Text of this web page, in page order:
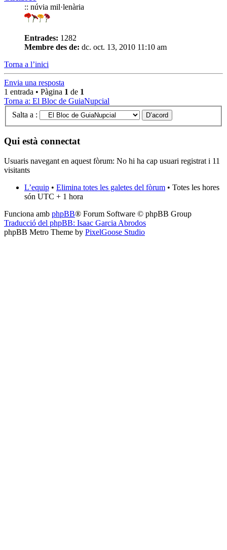
:: núvia mil·lenària
Entrades: 1282
Membre des de: dc. oct. 13, 2010 11:10 am
Torna a l’inici
Envia una resposta
1 entrada • Pàgina 1 de 1
Torna a: El Bloc de GuiaNupcial
Salta a :
Qui està connectat
Usuaris navegant en aquest fòrum: No hi ha cap usuari registrat i 11
visitants
L’equip • Elimina totes les galetes del fòrum • Totes les hores
són UTC + 1 hora
Funciona amb phpBB® Forum Software © phpBB Group
Traducció del phpBB: Isaac Garcia Abrodos
phpBB Metro Theme by PixelGoose Studio